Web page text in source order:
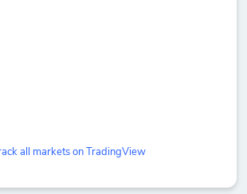
Track all markets on TradingView